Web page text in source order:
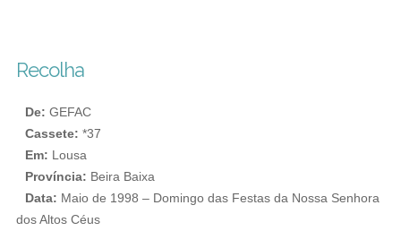
Recolha
De: GEFAC
Cassete: *37
Em: Lousa
Província: Beira Baixa
Data: Maio de 1998 – Domingo das Festas da Nossa Senhora
dos Altos Céus